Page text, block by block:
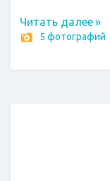
Читать далее»
5 фотографий